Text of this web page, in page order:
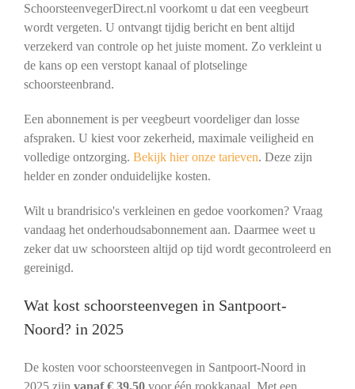
SchoorsteenvegerDirect.nl voorkomt u dat een veegbeurt
wordt vergeten. U ontvangt tijdig bericht en bent altijd
verzekerd van controle op het juiste moment. Zo verkleint u
de kans op een verstopt kanaal of plotselinge
schoorsteenbrand.
Een abonnement is per veegbeurt voordeliger dan losse
afspraken. U kiest voor zekerheid, maximale veiligheid en
volledige ontzorging. Bekijk hier onze tarieven. Deze zijn
helder en zonder onduidelijke kosten.
Wilt u brandrisico's verkleinen en gedoe voorkomen? Vraag
vandaag het onderhoudsabonnement aan. Daarmee weet u
zeker dat uw schoorsteen altijd op tijd wordt gecontroleerd en
gereinigd.
Wat kost schoorsteenvegen in Santpoort-
Noord? in 2025
De kosten voor schoorsteenvegen in Santpoort-Noord in
2025 zijn vanaf € 39,50voor één rookkanaal. Met een